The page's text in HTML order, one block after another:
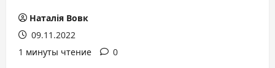
Наталія Вовк
09.11.2022
1 минуты чтение
0